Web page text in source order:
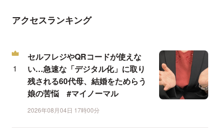
アクセスランキング
セルフレジやQRコードが使えな
い…急速な「デジタル化」に取り
残される60代母、結婚をためらう
娘の苦悩 #マイノーマル
2026年08月04日 17時00分